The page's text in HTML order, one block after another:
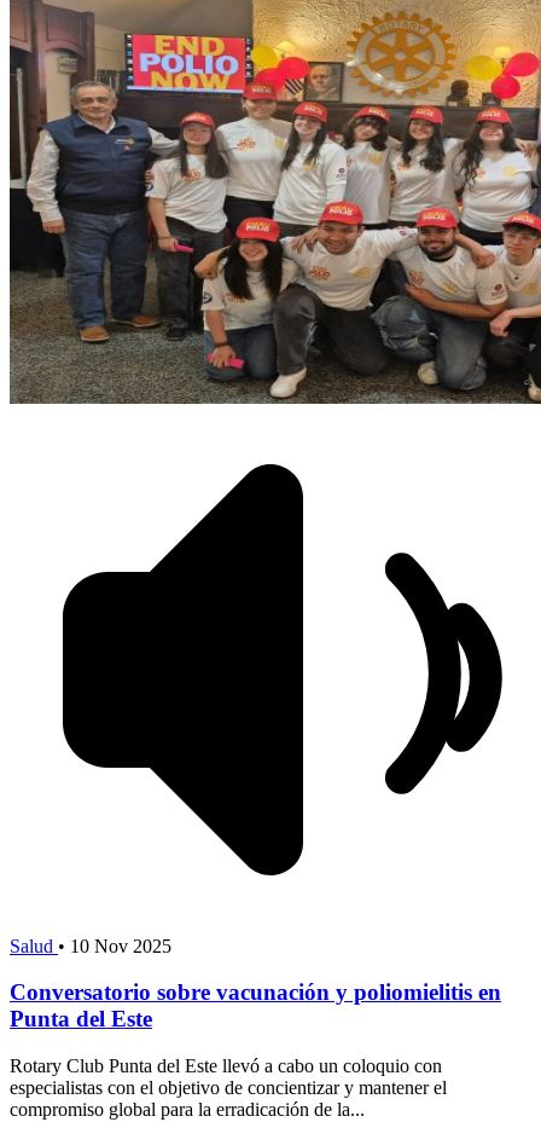
Salud • 10 Nov 2025
Conversatorio sobre vacunación y poliomielitis en
Punta del Este
Rotary Club Punta del Este llevó a cabo un coloquio con
especialistas con el objetivo de concientizar y mantener el
compromiso global para la erradicación de la...